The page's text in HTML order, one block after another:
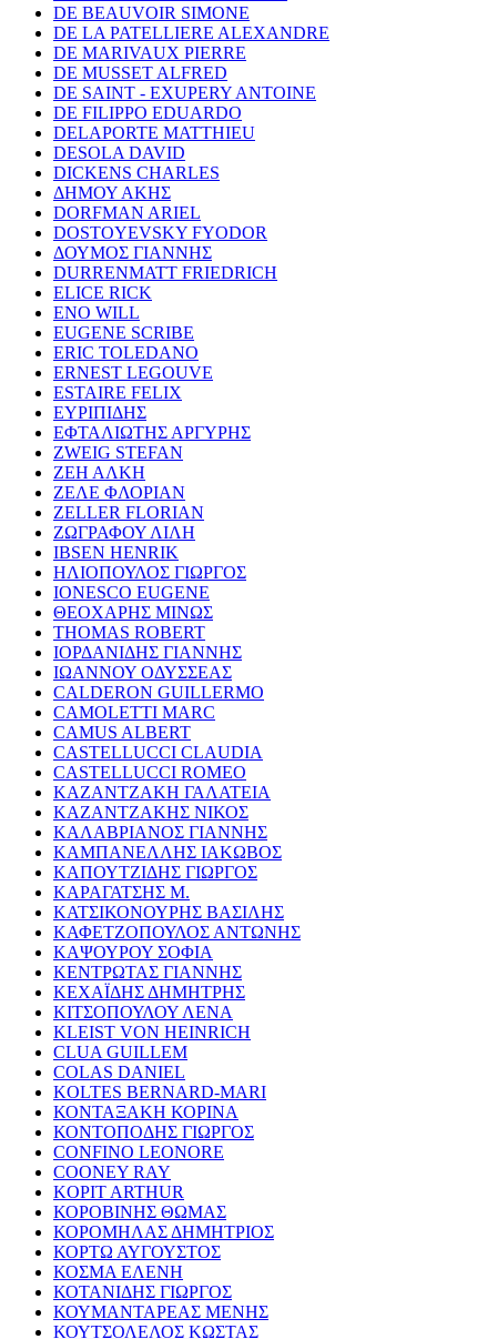
DE BEAUVOIR SIMONE
DE LA PATELLIERE ALEXANDRE
DE MARIVAUX PIERRE
DE MUSSET ALFRED
DE SAINT - EXUPERY ANTOINE
DE FILIPPO EDUARDO
DELAPORTE MATTHIEU
DESOLA DAVID
DICKENS CHARLES
ΔΗΜΟΥ ΑΚΗΣ
DORFMAN ARIEL
DOSTOYEVSKY FYODOR
ΔΟΥΜΟΣ ΓΙΑΝΝΗΣ
DURRENMATT FRIEDRICH
ELICE RICK
ENO WILL
EUGENE SCRIBE
ERIC TOLEDANO
ERNEST LEGOUVE
ESTAIRE FELIX
ΕΥΡΙΠΙΔΗΣ
ΕΦΤΑΛΙΩΤΗΣ ΑΡΓΥΡΗΣ
ZWEIG STEFAN
ΖΕΗ ΑΛΚΗ
ΖΕΛΕ ΦΛΟΡΙΑΝ
ZELLER FLORIAN
ΖΩΓΡΑΦΟΥ ΛΙΛΗ
IBSEN HENRIK
ΗΛΙΟΠΟΥΛΟΣ ΓΙΩΡΓΟΣ
IONESCO EUGENE
ΘΕΟΧΑΡΗΣ ΜΙΝΩΣ
THOMAS ROBERT
ΙΟΡΔΑΝΙΔΗΣ ΓΙΑΝΝΗΣ
ΙΩΑΝΝΟΥ ΟΔΥΣΣΕΑΣ
CALDERON GUILLERMO
CAMOLETTI MARC
CAMUS ALBERT
CASTELLUCCI CLAUDIA
CASTELLUCCI ROMEO
ΚΑΖΑΝΤΖΑΚΗ ΓΑΛΑΤΕΙΑ
ΚΑΖΑΝΤΖΑΚΗΣ ΝΙΚΟΣ
ΚΑΛΑΒΡΙΑΝΟΣ ΓΙΑΝΝΗΣ
ΚΑΜΠΑΝΕΛΛΗΣ ΙΑΚΩΒΟΣ
ΚΑΠΟΥΤΖΙΔΗΣ ΓΙΩΡΓΟΣ
ΚΑΡΑΓΑΤΣΗΣ Μ.
ΚΑΤΣΙΚΟΝΟΥΡΗΣ ΒΑΣΙΛΗΣ
ΚΑΦΕΤΖΟΠΟΥΛΟΣ ΑΝΤΩΝΗΣ
ΚΑΨΟΥΡΟΥ ΣΟΦΙΑ
ΚΕΝΤΡΩΤΑΣ ΓΙΑΝΝΗΣ
ΚΕΧΑΪΔΗΣ ΔΗΜΗΤΡΗΣ
ΚΙΤΣΟΠΟΥΛΟΥ ΛΕΝΑ
KLEIST VON HEINRICH
CLUA GUILLEM
COLAS DANIEL
KOLTES BERNARD-MARI
ΚΟΝΤΑΞΑΚΗ ΚΟΡΙΝΑ
ΚΟΝΤΟΠΟΔΗΣ ΓΙΩΡΓΟΣ
CONFINO LEONORE
COONEY RAY
KOPIT ARTHUR
ΚΟΡΟΒΙΝΗΣ ΘΩΜΑΣ
ΚΟΡΟΜΗΛΑΣ ΔΗΜΗΤΡΙΟΣ
ΚΟΡΤΩ ΑΥΓΟΥΣΤΟΣ
ΚΟΣΜΑ ΕΛΕΝΗ
ΚΟΤΑΝΙΔΗΣ ΓΙΩΡΓΟΣ
ΚΟΥΜΑΝΤΑΡΕΑΣ ΜΕΝΗΣ
ΚΟΥΤΣΟΛΕΛΟΣ ΚΩΣΤΑΣ